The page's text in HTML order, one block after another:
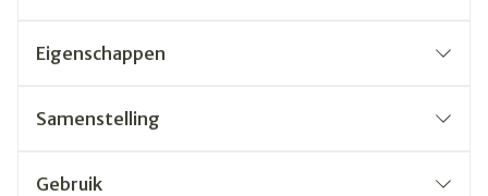
Eigenschappen
Samenstelling
Gebruik